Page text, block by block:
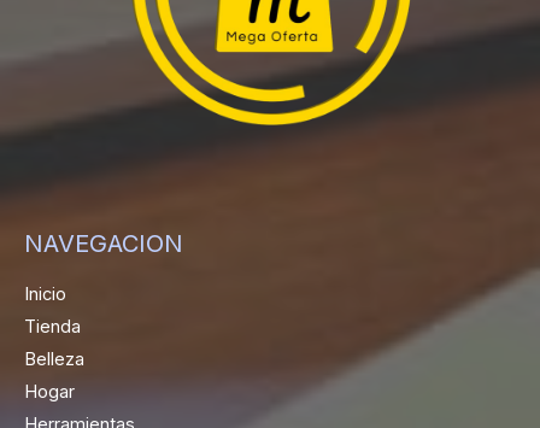
NAVEGACION
Inicio
Tienda
Belleza
Hogar